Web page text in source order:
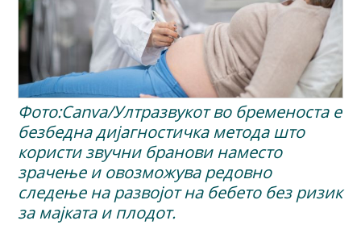
Фото:Canva/Ултразвукот во бременоста е
безбедна дијагностичка метода што
користи звучни бранови наместо
зрачење и овозможува редовно
следење на развојот на бебето без ризик
за мајката и плодот.